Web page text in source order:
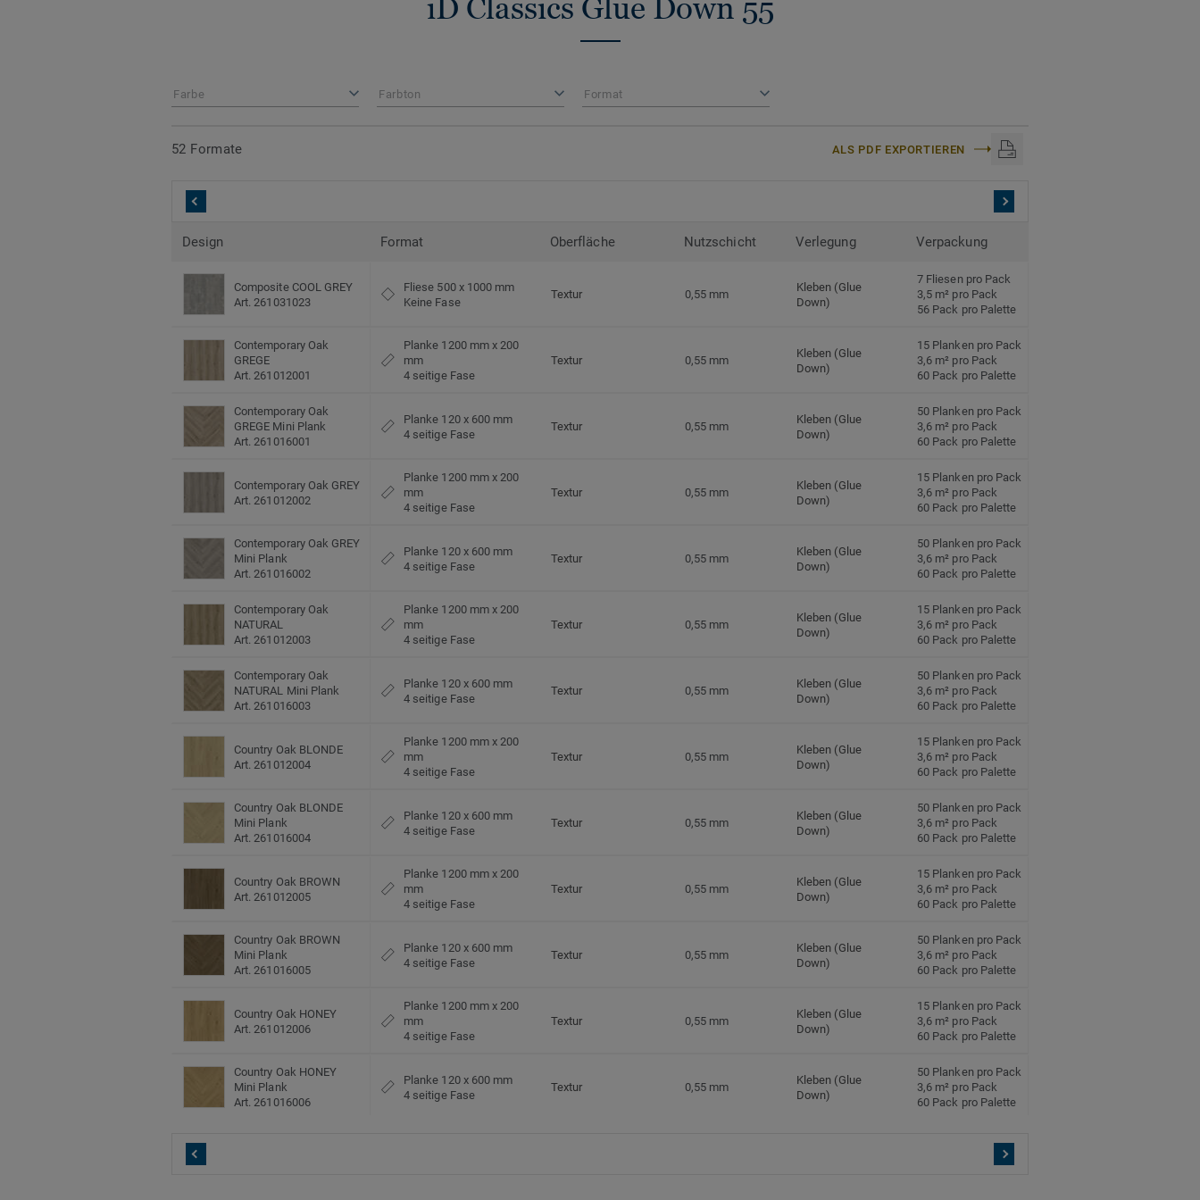
Hergestellt in Europa mit 36 % Recyclinganteil und zu 100%
recycelbar. Zudem ist der Bodenbelag phthalatfrei und weist sehr
Link zur
iD Classics Glue Down 55
Farbe Farbton Format
52 Formate ALS PDF EXPORTIEREN
Design Format Oberfläche Nutzschicht Verlegung Verpackung
Composite COOL GREY
Art. 261031023
Fliese 500 x 1000 mm
Keine Fase
Textur 0,55 mm
Kleben (Glue
Down)
7 Fliesen pro Pack
3,5 m² pro Pack
56 Pack pro Palette
Contemporary Oak
GREGE
Art. 261012001
Planke 1200 mm x 200
mm
4 seitige Fase
Textur 0,55 mm
Kleben (Glue
Down)
15 Planken pro Pack
3,6 m² pro Pack
60 Pack pro Palette
Contemporary Oak
GREGE Mini Plank
Art. 261016001
Planke 120 x 600 mm
4 seitige Fase
Textur 0,55 mm
Kleben (Glue
Down)
50 Planken pro Pack
3,6 m² pro Pack
60 Pack pro Palette
Contemporary Oak GREY
Art. 261012002
Planke 1200 mm x 200
mm
4 seitige Fase
Textur 0,55 mm
Kleben (Glue
Down)
15 Planken pro Pack
3,6 m² pro Pack
60 Pack pro Palette
Contemporary Oak GREY
Mini Plank
Art. 261016002
Planke 120 x 600 mm
4 seitige Fase
Textur 0,55 mm
Kleben (Glue
Down)
50 Planken pro Pack
3,6 m² pro Pack
60 Pack pro Palette
Contemporary Oak
NATURAL
Art. 261012003
Planke 1200 mm x 200
mm
4 seitige Fase
Textur 0,55 mm
Kleben (Glue
Down)
15 Planken pro Pack
3,6 m² pro Pack
60 Pack pro Palette
Contemporary Oak
NATURAL Mini Plank
Art. 261016003
Planke 120 x 600 mm
4 seitige Fase
Textur 0,55 mm
Kleben (Glue
Down)
50 Planken pro Pack
3,6 m² pro Pack
60 Pack pro Palette
Country Oak BLONDE
Art. 261012004
Planke 1200 mm x 200
mm
4 seitige Fase
Textur 0,55 mm
Kleben (Glue
Down)
15 Planken pro Pack
3,6 m² pro Pack
60 Pack pro Palette
Country Oak BLONDE
Mini Plank
Art. 261016004
Planke 120 x 600 mm
4 seitige Fase
Textur 0,55 mm
Kleben (Glue
Down)
50 Planken pro Pack
3,6 m² pro Pack
60 Pack pro Palette
Country Oak BROWN
Art. 261012005
Planke 1200 mm x 200
mm
4 seitige Fase
Textur 0,55 mm
Kleben (Glue
Down)
15 Planken pro Pack
3,6 m² pro Pack
60 Pack pro Palette
Country Oak BROWN
Mini Plank
Art. 261016005
Planke 120 x 600 mm
4 seitige Fase
Textur 0,55 mm
Kleben (Glue
Down)
50 Planken pro Pack
3,6 m² pro Pack
60 Pack pro Palette
Country Oak HONEY
Art. 261012006
Planke 1200 mm x 200
mm
4 seitige Fase
Textur 0,55 mm
Kleben (Glue
Down)
15 Planken pro Pack
3,6 m² pro Pack
60 Pack pro Palette
Country Oak HONEY
Mini Plank
Art. 261016006
Planke 120 x 600 mm
4 seitige Fase
Textur 0,55 mm
Kleben (Glue
Down)
50 Planken pro Pack
3,6 m² pro Pack
60 Pack pro Palette
60 Pack pro Palette